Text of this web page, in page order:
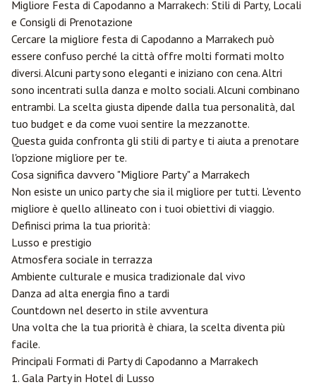
Migliore Festa di Capodanno a Marrakech: Stili di Party, Locali
e Consigli di Prenotazione
Cercare la migliore festa di Capodanno a Marrakech può
essere confuso perché la città offre molti formati molto
diversi. Alcuni party sono eleganti e iniziano con cena. Altri
sono incentrati sulla danza e molto sociali. Alcuni combinano
entrambi. La scelta giusta dipende dalla tua personalità, dal
tuo budget e da come vuoi sentire la mezzanotte.
Questa guida confronta gli stili di party e ti aiuta a prenotare
l'opzione migliore per te.
Cosa significa davvero "Migliore Party" a Marrakech
Non esiste un unico party che sia il migliore per tutti. L'evento
migliore è quello allineato con i tuoi obiettivi di viaggio.
Definisci prima la tua priorità:
Lusso e prestigio
Atmosfera sociale in terrazza
Ambiente culturale e musica tradizionale dal vivo
Danza ad alta energia fino a tardi
Countdown nel deserto in stile avventura
Una volta che la tua priorità è chiara, la scelta diventa più
facile.
Principali Formati di Party di Capodanno a Marrakech
1. Gala Party in Hotel di Lusso